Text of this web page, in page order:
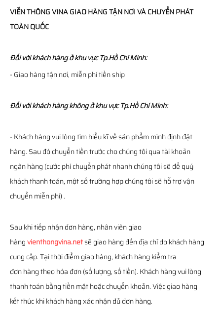
VIỄN THÔNGVINAGIAO HÀNG TẬN NƠI VÀ CHUYỂN PHÁT
TOÀN QUỐC
Đối với khách hàng ở khu vực Tp.Hồ Chí Minh:
- Giao hàng tận nơi, miễn phí tiền ship
Đối với khách hàng không ở khu vực Tp.Hồ Chí Minh:
- Khách hàng vui lòng tìm hiểu kĩ về sản phẩm mình định đặt
hàng. Sau đó chuyển tiền trước cho chúng tôi qua tài khoản
ngân hàng (cước phí chuyển phát nhanh chúng tôi sẽ để quý
khách thanh toán, một số trường hợp chúng tôi sẽ hỗ trợ vận
chuyển miễn phí) .
Sau khi tiếp nhận đơn hàng, nhân viên giao
hàngvienthongvina.netsẽ giao hàng đến địa chỉ do khách hàng
cung cấp. Tại thời điểm giao hàng, khách hàng kiểm tra
đơn hàng theo hóa đơn (số lượng, số tiền). Khách hàng vui lòng
thanh toán bằng tiền mặt hoặc chuyển khoản. Việc giao hàng
kết thúc khi khách hàng xác nhận đủ đơn hàng.